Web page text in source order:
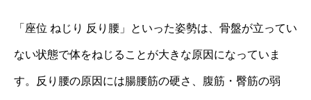
「座位 ねじり 反り腰」といった姿勢は、骨盤が立ってい
ない状態で体をねじることが大きな原因になっていま
す。反り腰の原因には腸腰筋の硬さ、腹筋・臀筋の弱